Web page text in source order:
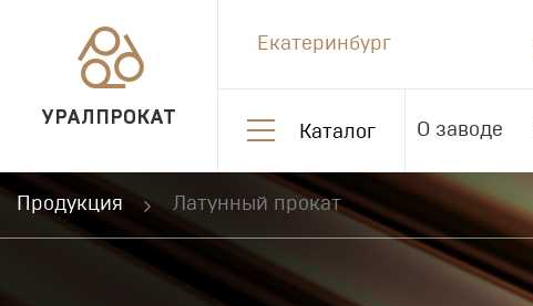
УРАЛПРОКАТ
Екатеринбург
Каталог О заводе
Продукция Латунный прокат